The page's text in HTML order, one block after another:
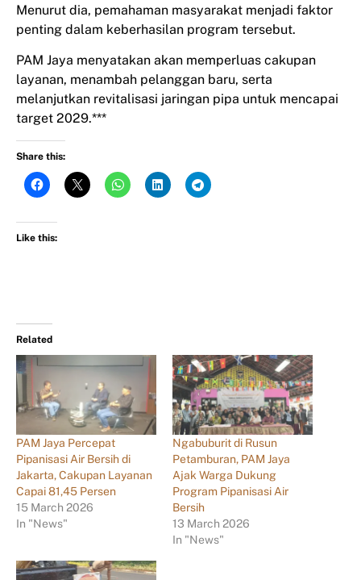
Menurut dia, pemahaman masyarakat menjadi faktor
penting dalam keberhasilan program tersebut.
PAM Jaya menyatakan akan memperluas cakupan
layanan, menambah pelanggan baru, serta
melanjutkan revitalisasi jaringan pipa untuk mencapai
target 2029.***
Share this:
Like this:
Related
PAM Jaya Percepat
Pipanisasi Air Bersih di
Jakarta, Cakupan Layanan
Capai 81,45 Persen
15 March 2026
In "News"
Ngabuburit di Rusun
Petamburan, PAM Jaya
Ajak Warga Dukung
Program Pipanisasi Air
Bersih
13 March 2026
In "News"